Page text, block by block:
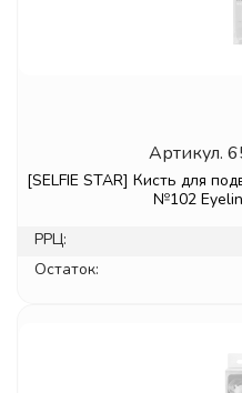
Артикул.
[SELFIE STAR] Кисть для
№102
РРЦ:
Остаток: